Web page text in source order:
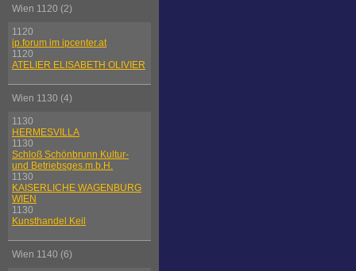
Wien 1120 (2)
1120
ip.forum im ipcenter.at
1120
ATELIER ELISABETH OLIVIER
Wien 1130 (4)
1130
HERMESVILLA
1130
Schloß Schönbrunn Kultur-
und Betriebsges.m.b.H.
1130
KAISERLICHE WAGENBURG
WIEN
1130
Kunsthandel Keil
Wien 1140 (6)